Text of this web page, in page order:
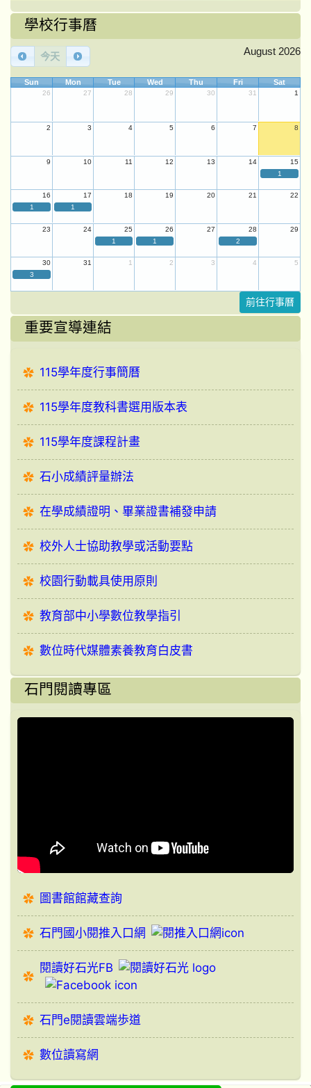
學校行事曆
今天 August 2026
Sun Mon Tue Wed Thu Fri Sat
26 27 28 29 30 31 1
2 3 4 5 6 7 8
9 10 11 12 13 14
15
1
16 17 18 19 20 21
22
1
1
23 24 25 26 27 28
29
1
1 2
30 31 1 2 3 4
5
3
前往行事曆
重要宣導連結
115學年度行事簡曆
115學年度教科書選用版本表
115學年度課程計畫
石小成績評量辦法
在學成績證明、畢業證書補發申請
校外人士協助教學或活動要點
校園行動載具使用原則
教育部中小學數位教學指引
數位時代媒體素養教育白皮書
石門閱讀專區
圖書館館藏查詢
石門國小閱推入口網
閱讀好石光FB
石門e閱讀雲端歩道
數位讀寫網